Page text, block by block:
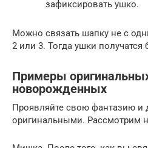
зафиксировать ушко.
Можно связать шапку не с
2 или 3. Тогда ушки получатся
Примеры
новорожденных
Проявляйте свою фантазию и
оригинальными. Рассмотрим